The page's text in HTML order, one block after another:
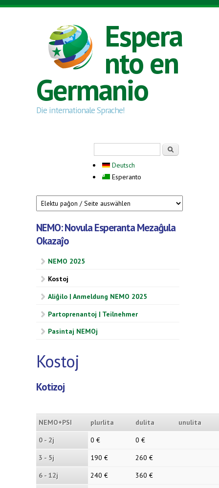
Skip to main content
Espera
nto en
Germanio
Die internationale Sprache!
Deutsch
Esperanto
NEMO: Novula Esperanta Mezaĝula
Okazaĵo
NEMO 2025
Kostoj
Aliĝilo | Anmeldung NEMO 2025
Partoprenantoj | Teilnehmer
Pasintaj NEMOj
Kostoj
Kotizoj
NEMO+PSI plurlita dulita
unulita
0 - 2j
0 €
0 €
3 - 5j
190 €
260 €
6 - 12j
240 €
360 €